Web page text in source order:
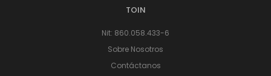
TOIN
Nit: 860.058.433-6
Sobre Nosotros
Contáctanos